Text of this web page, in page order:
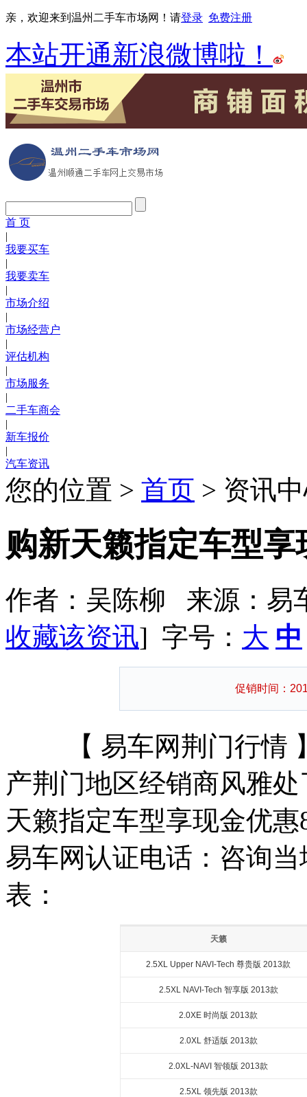
亲，欢迎来到温州二手车市场网！请登录 免费注册
本站开通新浪微博啦！
首 页
|
我要买车
|
我要卖车
|
市场介绍
|
市场经营户
|
评估机构
|
市场服务
|
二手车商会
|
新车报价
|
汽车资讯
您的位置 > 首页 > 资讯
购新天籁指定车型
作者：吴陈柳 来源：易
收藏该资讯] 字号： 大 中
促销时间：
【 易车网荆门行情
产荆门地区经销商风雅
天籁指定车型享现金优
易车网认证电话：咨询
表：
天籁
2.5XL Upper NAVI-Tech 尊贵版 2013款
2.5XL NAVI-Tech 智享版 2013款
2.0XE 时尚版 2013款
2.0XL 舒适版 2013款
2.0XL-NAVI 智领版 2013款
2.5XL 领先版 2013款